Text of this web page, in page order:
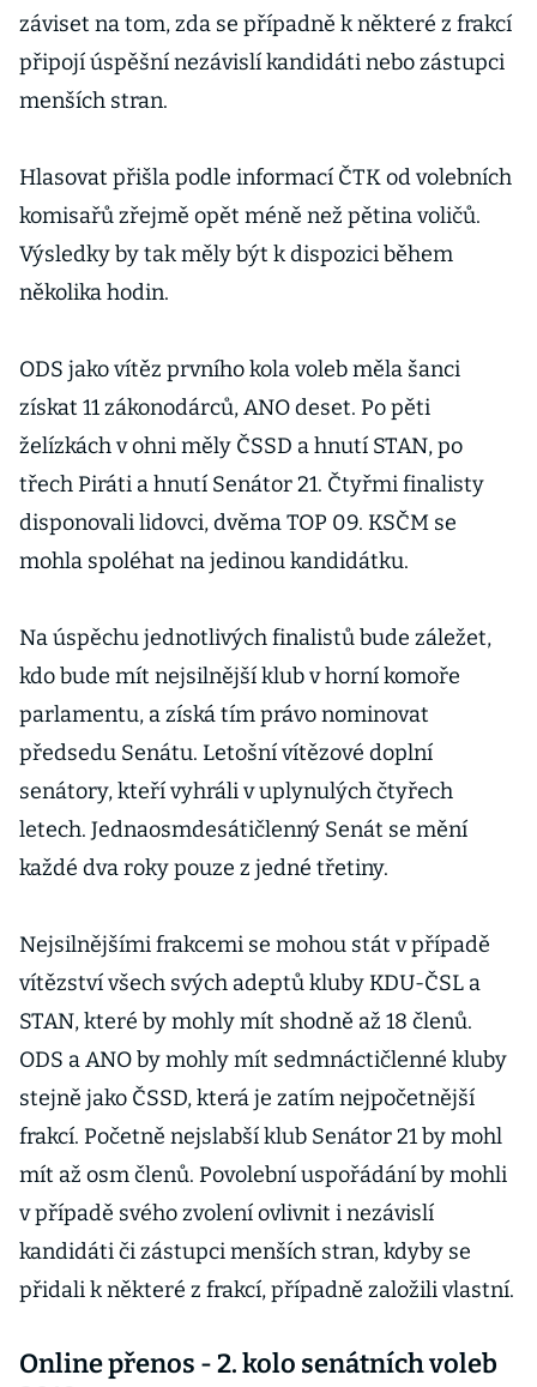
záviset na tom, zda se případně k některé z frakcí
připojí úspěšní nezávislí kandidáti nebo zástupci
menších stran.
Hlasovat přišla podle informací ČTK od volebních
komisařů zřejmě opět méně než pětina voličů.
Výsledky by tak měly být k dispozici během
několika hodin.
ODS jako vítěz prvního kola voleb měla šanci
získat 11 zákonodárců, ANO deset. Po pěti
želízkách v ohni měly ČSSD a hnutí STAN, po
třech Piráti a hnutí Senátor 21. Čtyřmi finalisty
disponovali lidovci, dvěma TOP 09. KSČM se
mohla spoléhat na jedinou kandidátku.
Na úspěchu jednotlivých finalistů bude záležet,
kdo bude mít nejsilnější klub v horní komoře
parlamentu, a získá tím právo nominovat
předsedu Senátu. Letošní vítězové doplní
senátory, kteří vyhráli v uplynulých čtyřech
letech. Jednaosmdesátičlenný Senát se mění
každé dva roky pouze z jedné třetiny.
Nejsilnějšími frakcemi se mohou stát v případě
vítězství všech svých adeptů kluby KDU-ČSL a
STAN, které by mohly mít shodně až 18 členů.
ODS a ANO by mohly mít sedmnáctičlenné kluby
stejně jako ČSSD, která je zatím nejpočetnější
frakcí. Početně nejslabší klub Senátor 21 by mohl
mít až osm členů. Povolební uspořádání by mohli
v případě svého zvolení ovlivnit i nezávislí
kandidáti či zástupci menších stran, kdyby se
přidali k některé z frakcí, případně založili vlastní.
Online přenos - 2. kolo senátních voleb